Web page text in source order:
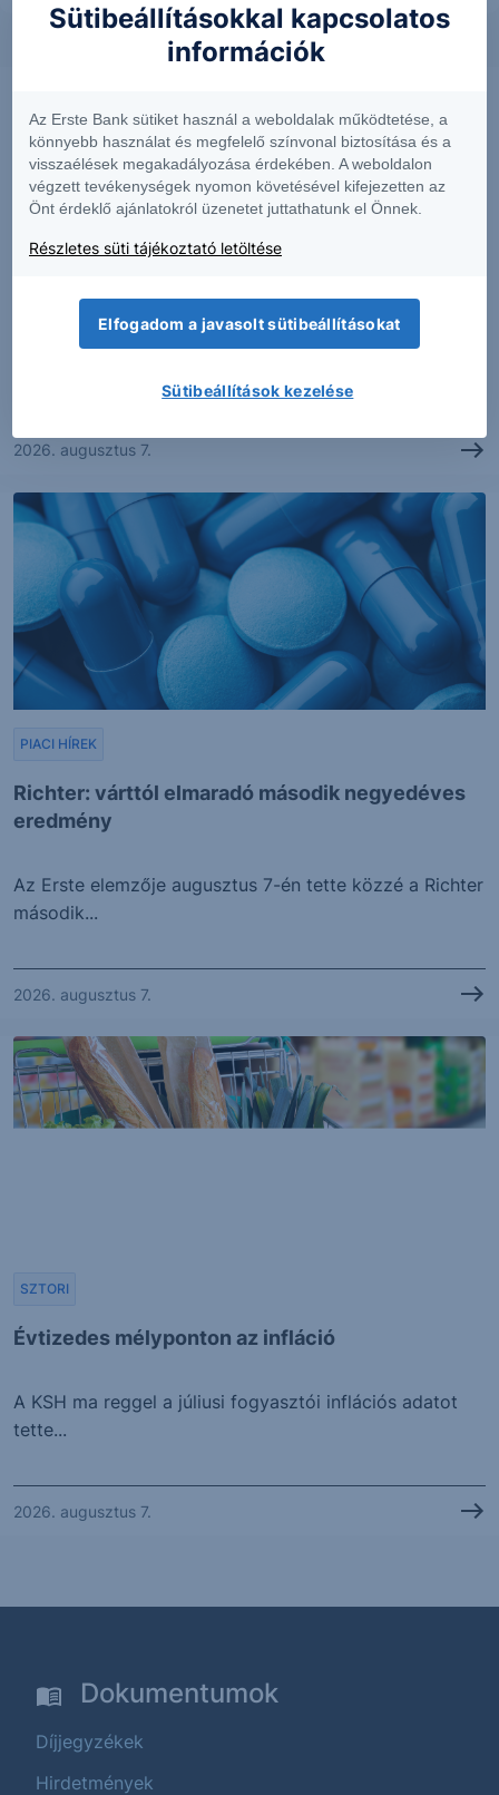
2026. augusztus 7.
Richter: várttól elmaradó második negyedéves
eredmény
PIACI HÍREK
Az Erste elemzője augusztus 7-én tette közzé a Richter
második...
2026. augusztus 7.
Évtizedes mélyponton az infláció
SZTORI
A KSH ma reggel a júliusi fogyasztói inflációs adatot
tette...
2026. augusztus 7.
Dokumentumok
Díjjegyzékek
Hirdetmények
Sütibeállításokkal kapcsolatos
információk
Az Erste Bank sütiket használ a weboldalak működtetése, a
könnyebb használat és megfelelő színvonal biztosítása és a
visszaélések megakadályozása érdekében. A weboldalon
végzett tevékenységek nyomon követésével kifejezetten az
Önt érdeklő ajánlatokról üzenetet juttathatunk el Önnek.
Részletes süti tájékoztató letöltése
Elfogadom a javasolt sütibeállításokat
Sütibeállítások kezelése